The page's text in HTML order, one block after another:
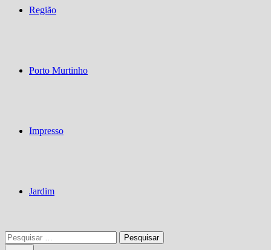
Região
Porto Murtinho
Impresso
Jardim
Pesquisar
por: